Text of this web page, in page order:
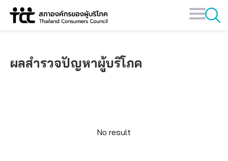
Skip
ผลสำรวจปัญหาผู้บริโภค
No result